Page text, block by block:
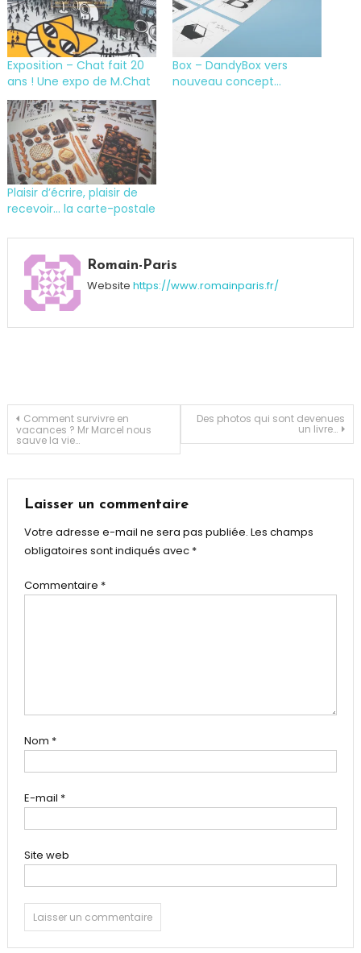
Exposition – Chat fait 20
ans ! Une expo de M.Chat
Box – DandyBox vers
nouveau concept…
Plaisir d’écrire, plaisir de
recevoir… la carte-postale
Quinze
Romain-Paris
Website https://www.romainparis.fr/
Navigation
de
l’article
Comment survivre en
vacances ? Mr Marcel nous
sauve la vie…
Des photos qui sont devenues
un livre…
Laisser un commentaire
Votre adresse e-mail ne sera pas publiée. Les champs
obligatoires sont indiqués avec *
Commentaire *
Nom *
E-mail *
Site web